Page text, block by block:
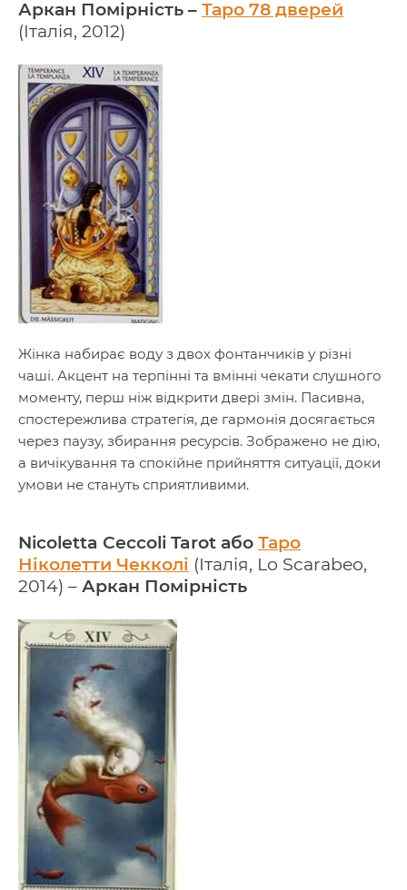
Аркан Помірність – Таро 78 дверей
(Італія, 2012)
Жінка набирає воду з двох фонтанчиків у різні
чаші. Акцент на терпінні та вмінні чекати слушного
моменту, перш ніж відкрити двері змін. Пасивна,
спостережлива стратегія, де гармонія досягається
через паузу, збирання ресурсів. Зображено не дію,
а вичікування та спокійне прийняття ситуації, доки
умови не стануть сприятливими.
Nicoletta Ceccoli Tarot або Таро
Ніколетти Чекколі (Італія, Lo Scarabeo,
2014) – Аркан Помірність